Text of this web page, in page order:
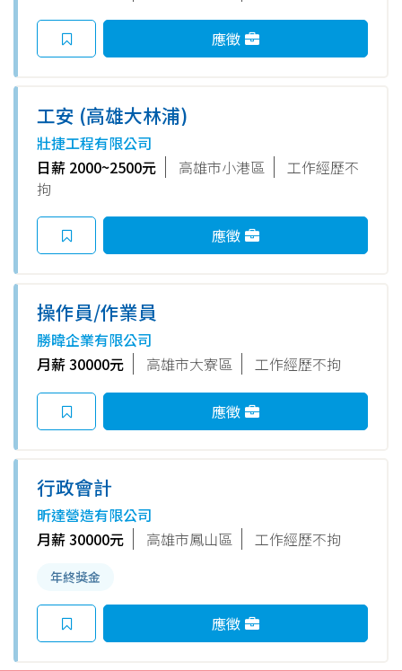
應徵
工安 (高雄大林浦)
壯捷工程有限公司
日薪 2000~2500元
高雄市小港區
工作經歷不
拘
應徵
操作員/作業員
勝暐企業有限公司
月薪 30000元
高雄市大寮區 工作經歷不拘
應徵
行政會計
昕達營造有限公司
月薪 30000元
高雄市鳳山區 工作經歷不拘
年終獎金
應徵